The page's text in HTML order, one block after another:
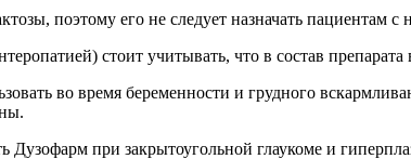
поэтому его не следует назначать
стоит учитывать, что в состав
во время беременности и грудного
Дузофарм при закрытоугольной глаукоме и